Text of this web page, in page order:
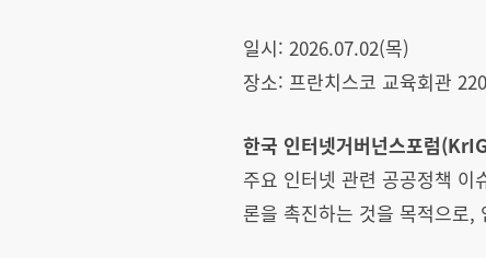
일시: 2026.07.02(목)
장소: 프란치스코 교육회관
한국 인터넷거버넌스포럼
주요 인터넷 관련 공공정책 이
론을 촉진하는 것을 목적으로,